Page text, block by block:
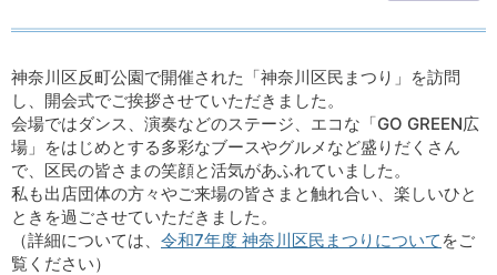
神奈川区反町公園で開催された「神奈川区民まつり」を訪問
し、開会式でご挨拶させていただきました。
会場ではダンス、演奏などのステージ、エコな「GO GREEN広
場」をはじめとする多彩なブースやグルメなど盛りだくさん
で、区民の皆さまの笑顔と活気があふれていました。
私も出店団体の方々やご来場の皆さまと触れ合い、楽しいひと
ときを過ごさせていただきました。
（詳細については、 令和7年度 神奈川区民まつりについて をご
覧ください）